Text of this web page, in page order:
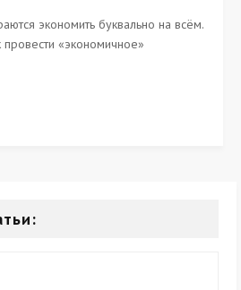
экономить буквально на всём.
провести «экономичное»